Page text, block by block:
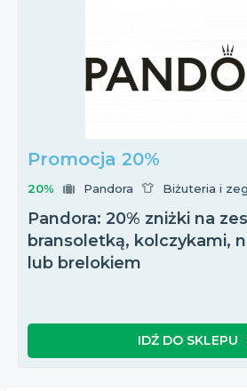
Promocja 20%
20% Pandora Biżuteria i
Pandora: 20% zniżki na
bransoletką, kolczykami,
lub brelokiem
IDŹ DO SKLEPU